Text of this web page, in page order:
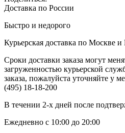
Доставка по России
Быстро и недорого
Курьерская доставка по Москве
Сроки доставки заказа могут
загруженностью курьерской
заказа, пожалуйста уточняйте у
(495) 18-18-200
В течении 2-х дней после
Ежедневно с 10:00 до 20:00